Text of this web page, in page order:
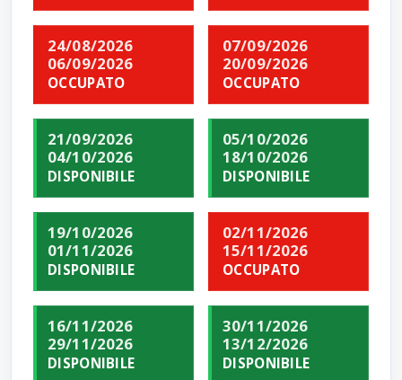
24/08/2026
06/09/2026
OCCUPATO
07/09/2026
20/09/2026
OCCUPATO
21/09/2026
04/10/2026
DISPONIBILE
05/10/2026
18/10/2026
DISPONIBILE
19/10/2026
01/11/2026
DISPONIBILE
02/11/2026
15/11/2026
OCCUPATO
16/11/2026
29/11/2026
DISPONIBILE
30/11/2026
13/12/2026
DISPONIBILE